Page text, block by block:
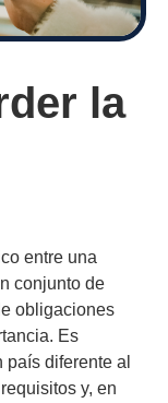
la
entre una
conjunto de
obligaciones
Es
diferente al
y, en